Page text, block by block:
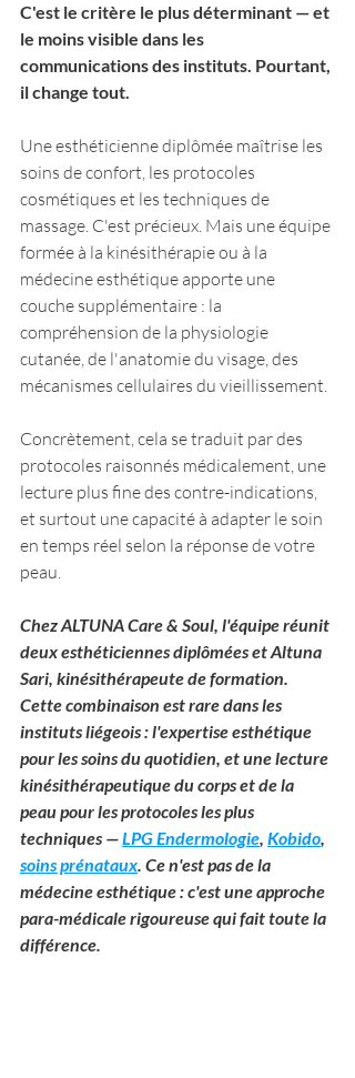
C'est le critère le plus déterminant — et
le moins visible dans les
communications des instituts. Pourtant,
il change tout.
Une esthéticienne diplômée maîtrise les
soins de confort, les protocoles
cosmétiques et les techniques de
massage. C'est précieux. Mais une équipe
formée à la kinésithérapie ou à la
médecine esthétique apporte une
couche supplémentaire : la
compréhension de la physiologie
cutanée, de l'anatomie du visage, des
mécanismes cellulaires du vieillissement.
Concrètement, cela se traduit par des
protocoles raisonnés médicalement, une
lecture plus fine des contre-indications,
et surtout une capacité à adapter le soin
en temps réel selon la réponse de votre
peau.
Chez ALTUNA Care & Soul, l'équipe réunit
deux esthéticiennes diplômées et Altuna
Sari, kinésithérapeute de formation.
Cette combinaison est rare dans les
instituts liégeois : l'expertise esthétique
pour les soins du quotidien, et une lecture
kinésithérapeutique du corps et de la
peau pour les protocoles les plus
techniques — LPG Endermologie, Kobido,
soins prénataux. Ce n'est pas de la
médecine esthétique : c'est une approche
para-médicale rigoureuse qui fait toute la
différence.